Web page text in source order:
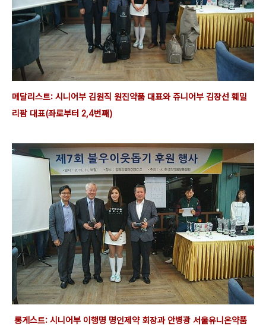
메달리스트: 시니어부 김원직 원진약품 대표와 쥬니어부 김장선 훼밀
리팜 대표(좌로부터 2,4번째)
롱게스트: 시니어부 이행명 명인제약 회장과 안병광 서울유니온약품